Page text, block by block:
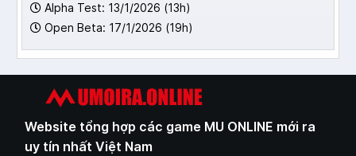
Alpha Test: 13/1/2026 (13h)
Open Beta: 17/1/2026 (19h)
Website tổng hợp các game MU ONLINE mới ra
uy tín nhất Việt Nam